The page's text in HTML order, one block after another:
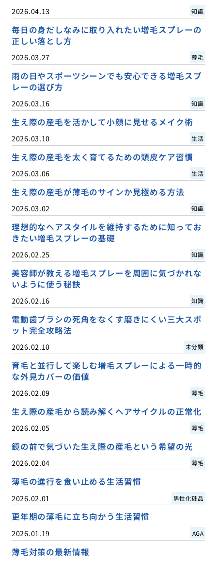
2026.04.13 知識
毎日の身だしなみに取り入れたい増毛スプレーの
正しい落とし方
2026.03.27 薄毛
雨の日やスポーツシーンでも安心できる増毛スプ
レーの選び方
2026.03.16 知識
生え際の産毛を活かして小顔に見せるメイク術
2026.03.10 生活
生え際の産毛を太く育てるための頭皮ケア習慣
2026.03.06 生活
生え際の産毛が薄毛のサインか見極める方法
2026.03.02 知識
理想的なヘアスタイルを維持するために知ってお
きたい増毛スプレーの基礎
2026.02.25 知識
美容師が教える増毛スプレーを周囲に気づかれな
いように使う秘訣
2026.02.16 知識
電動歯ブラシの死角をなくす磨きにくい三大スポ
ット完全攻略法
2026.02.10 未分類
育毛と並行して楽しむ増毛スプレーによる一時的
な外見カバーの価値
2026.02.09 薄毛
生え際の産毛から読み解くヘアサイクルの正常化
2026.02.05 薄毛
鏡の前で気づいた生え際の産毛という希望の光
2026.02.04 薄毛
薄毛の進行を食い止める生活習慣
2026.02.01 男性化粧品
更年期の薄毛に立ち向かう生活習慣
2026.01.19 AGA
薄毛対策の最新情報